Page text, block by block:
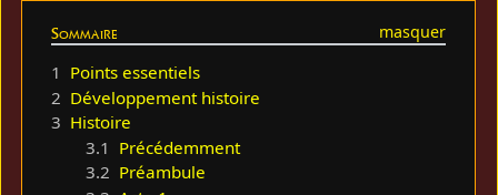
Sommaire
1 Points essentiels
2 Développement histoire
3 Histoire
3.1 Précédemment
3.2 Préambule